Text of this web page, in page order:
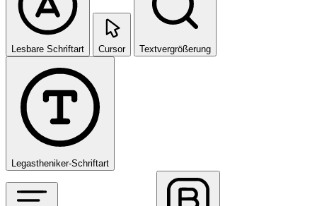
Lesbare Schriftart Cursor Textvergrößerung
Legastheniker-Schriftart